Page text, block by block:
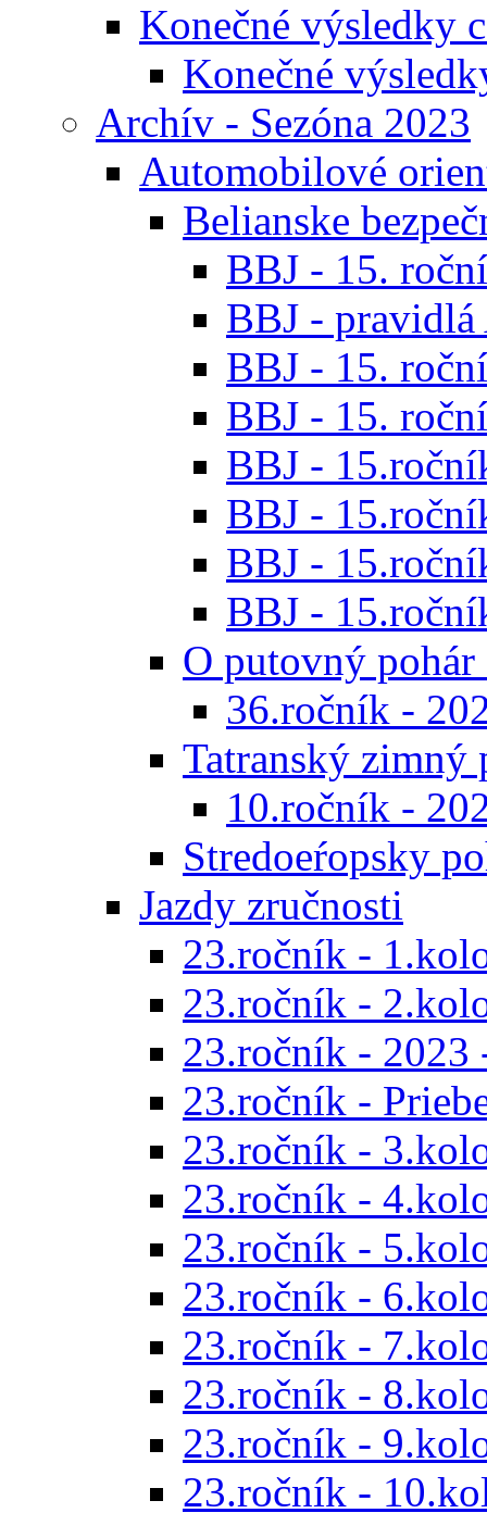
Konečné výsledky
Konečné
Archív - Sezóna 2023
Automobilové
Belianske
BBJ - 15.
BBJ - pravidlá
BBJ - 15.
BBJ - 15.
BBJ -
BBJ -
BBJ -
BBJ -
O putovný
36.ročník -
Tatranský zimný
10.ročník -
Stredoeŕopsky
Jazdy zručnosti
23.ročník -
23.ročník -
23.ročník - 2023
23.ročník -
23.ročník -
23.ročník -
23.ročník -
23.ročník -
23.ročník -
23.ročník -
23.ročník -
23.ročník -